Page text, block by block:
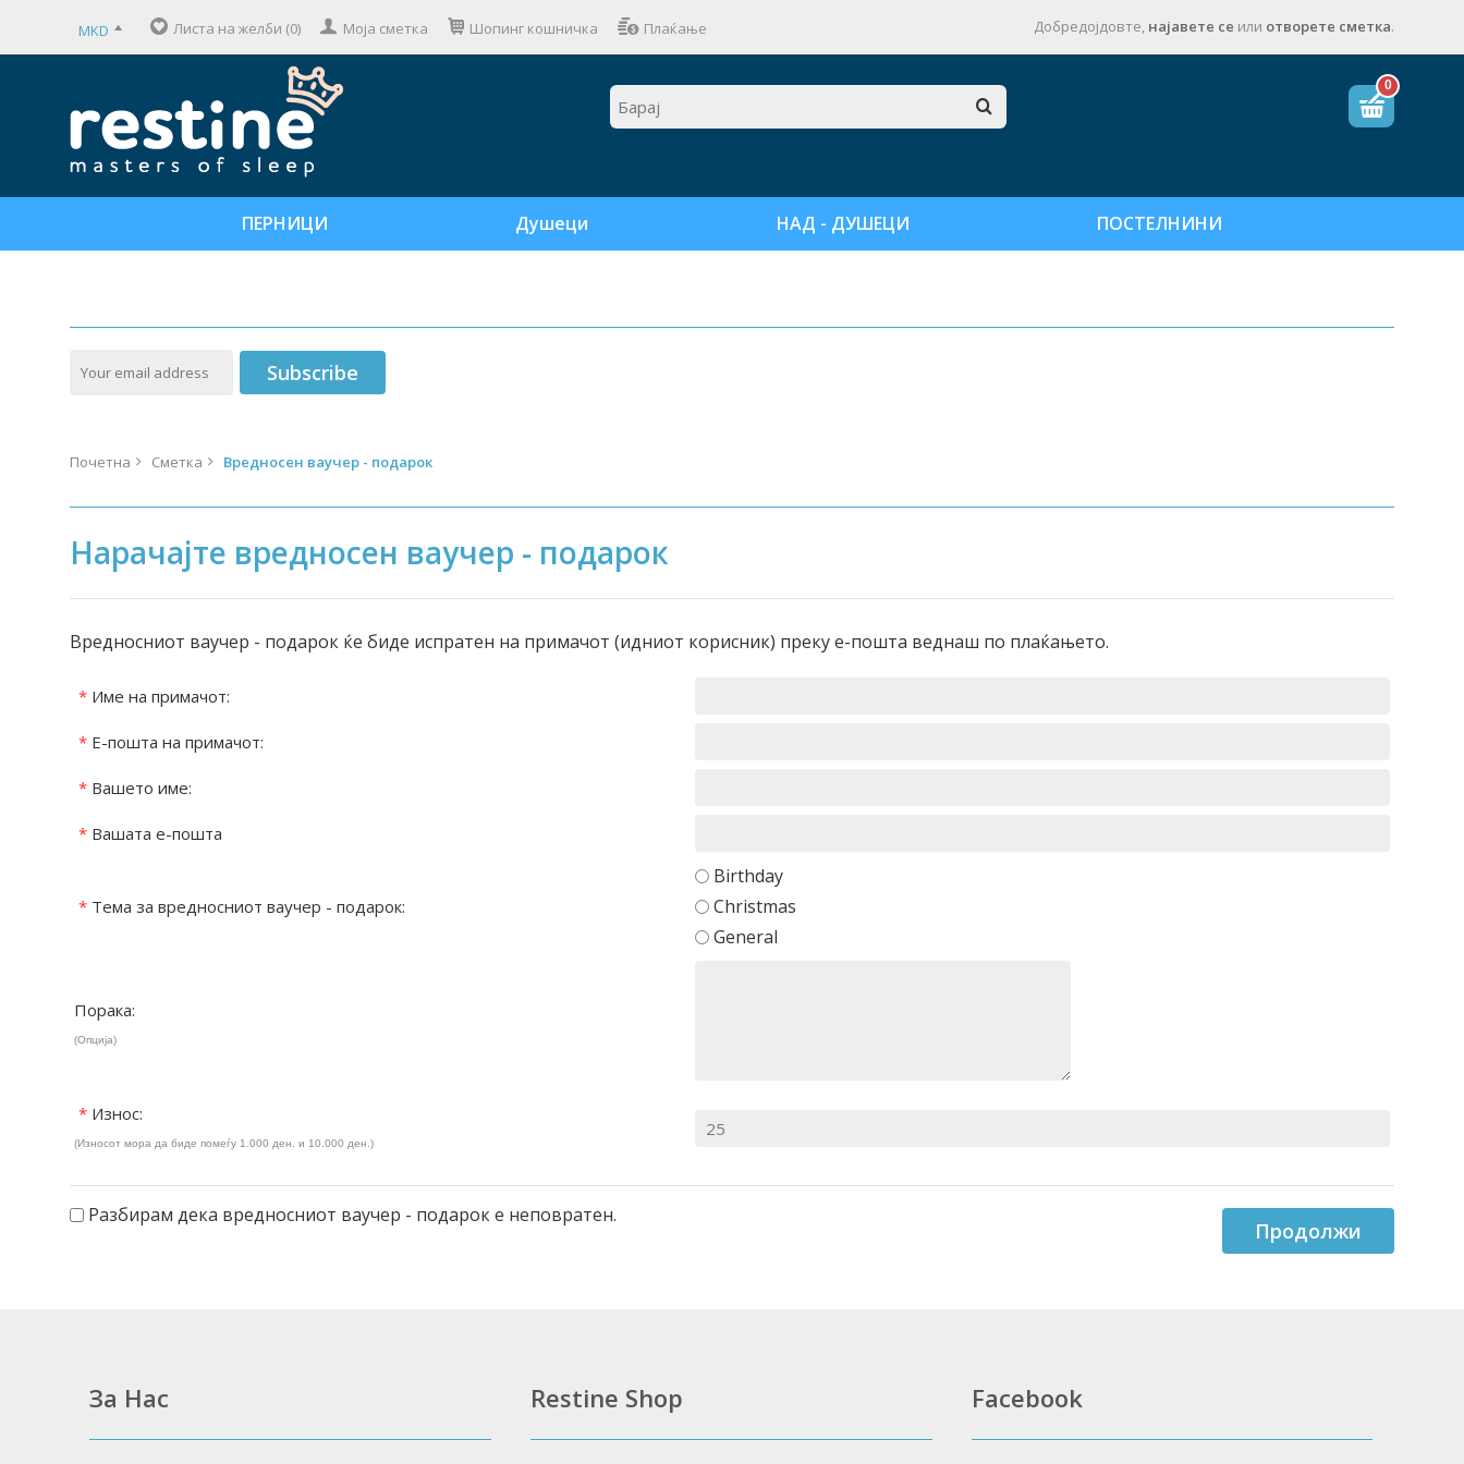
MKD Добредојдовте, најавете се или отворете сметка.
Листа на желби (0) Моја сметка Шопинг кошничка Плаќање
0
ПЕРНИЦИ Душеци НАД - ДУШЕЦИ ПОСТЕЛНИНИ
Subscribe
Почетна Сметка Вредносен ваучер - подарок
Нарачајте вредносен ваучер - подарок
Вредносниот ваучер - подарок ќе биде испратен на примачот (идниот корисник) преку е-пошта веднаш по плаќањето.
* Име на примачот:
* Е-пошта на примачот:
* Вашето име:
* Вашата е-пошта
* Тема за вредносниот ваучер - подарок:
Birthday
Christmas
General
Порака:
(Опција)
* Износ:
(Износот мора да биде помеѓу 1.000 ден. и 10.000 ден.)
Продолжи
Разбирам дека вредносниот ваучер - подарок е неповратен.
За Нас Restine Shop Facebook